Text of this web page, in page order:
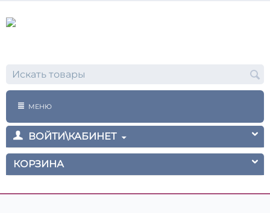
МЕНЮ
ВОЙТИ\КАБИНЕТ
КОРЗИНА